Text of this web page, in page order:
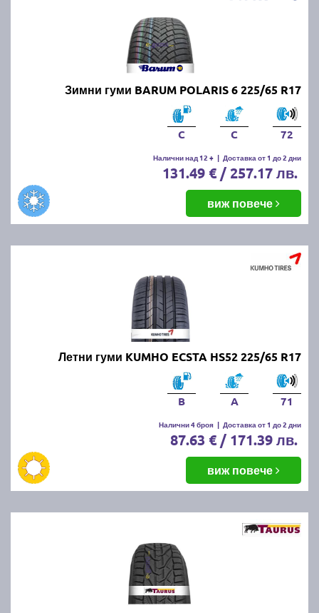
Зимни гуми BARUM POLARIS 6 225/65 R17
C C 72
Налични над 12 + | Доставка от 1 до 2 дни
131.49 € / 257.17 лв.
виж повече
Летни гуми KUMHO ECSTA HS52 225/65 R17
B A 71
Налични 4 броя | Доставка от 1 до 2 дни
87.63 € / 171.39 лв.
виж повече